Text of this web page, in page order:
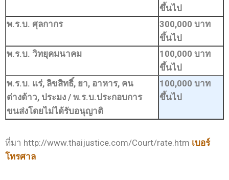
ขึ้นไป
พ.ร.บ. ศุลกากร
300,000 บาท
ขึ้นไป
พ.ร.บ. วิทยุคมนาคม
100,000 บาท
ขึ้นไป
พ.ร.บ. แร่, ลิขสิทธิ์, ยา, อาหาร, คน
ต่างด้าว, ประมง / พ.ร.บ.ประกอบการ
ขนส่งโดยไม่ได้รับอนุญาติ
100,000 บาท
ขึ้นไป
ที่มา http://www.thaijustice.com/Court/rate.htm เบอร์
โทรศาล